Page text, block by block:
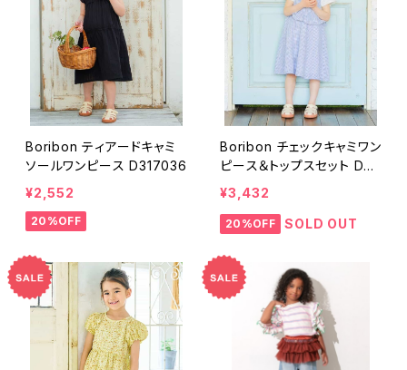
Boribon ティアードキャミ
ソールワンピース D317036
¥2,552
20%OFF
Boribon チェックキャミワン
ピース＆トップスセット D31
9016
¥3,432
20%OFF SOLD OUT